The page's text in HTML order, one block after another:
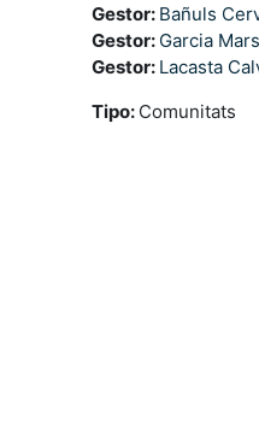
Gestor: Bañuls
Gestor: Garcia
Gestor: Lacasta
Tipo: Comunitats